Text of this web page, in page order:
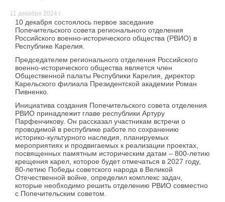
11 декабря 2024 г.
10 декабря состоялось первое заседание
Попечительского совета регионального отделения
Российского военно-исторического общества (РВИО) в
Республике Карелия.
Председателем регионального отделения Российского
военно-исторического общества является член
Общественной палаты Республики Карелия, директор
Карельского филиала Президентской академии Роман
Пивненко.
Инициатива создания Попечительского совета отделения
РВИО принадлежит главе республики Артуру
Парфенчикову. Он рассказал участникам встречи о
проводимой в республике работе по сохранению
историко-культурного наследия, планируемых
мероприятиях и продвигаемых к реализации проектах,
посвященных памятным историческим датам – 800-летию
крещения карел, которое будет отмечаться в 2027 году,
80-летию Победы советского народа в Великой
Отечественной войне, определил комплекс задач,
которые необходимо решить отделению РВИО совместно
с Попечительским советом.